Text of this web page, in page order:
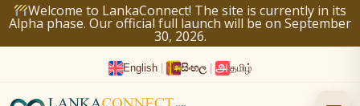
Welcome to LankaConnect! The site is currently in its
Alpha phase. Our official full launch will be on September
30, 2026.
English සිංහල தமிழ்
Skip
to
content